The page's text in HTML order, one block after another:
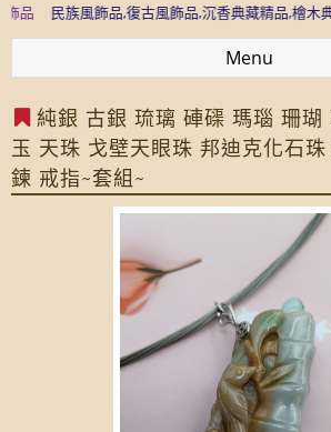
民族風飾品,復古風飾品,沉香典藏精品,檜木典藏精
Menu
純銀 古銀 琉璃 硨磲 瑪瑙 珊瑚
玉 天珠 戈壁天眼珠 邦迪克化石
鍊 戒指~套組~